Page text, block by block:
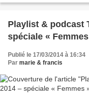
Playlist & podcast
spéciale «
Publié le 17/03/2014 à 16:34
Par marie & francis